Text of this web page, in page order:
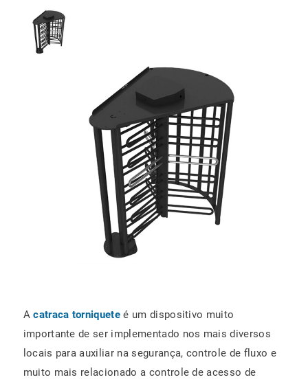
Acatraca torniquete é um dispositivo muito
importante de ser implementado nos mais diversos
locais para auxiliar na segurança, controle de fluxo e
muito mais relacionado a controle de acesso de